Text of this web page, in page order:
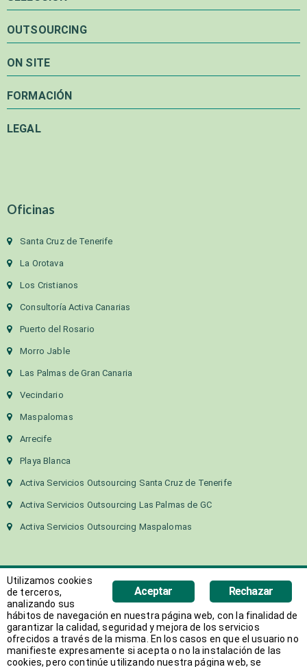
OUTSOURCING
ON SITE
FORMACIÓN
LEGAL
Oficinas
Santa Cruz de Tenerife
La Orotava
Los Cristianos
Consultoría Activa Canarias
Puerto del Rosario
Morro Jable
Las Palmas de Gran Canaria
Vecindario
Maspalomas
Arrecife
Playa Blanca
Activa Servicios Outsourcing Santa Cruz de Tenerife
Activa Servicios Outsourcing Las Palmas de GC
Activa Servicios Outsourcing Maspalomas
Copyright 2018 Activa Canarias | Todos los derechos
reservados
Web desarrollada porAVANT
Rechazar
Aceptar
Utilizamos cookies
de terceros,
analizando sus
hábitos de navegación en nuestra página web, con la finalidad de
garantizar la calidad, seguridad y mejora de los servicios
ofrecidos a través de la misma. En los casos en que el usuario no
manifieste expresamente si acepta o no la instalación de las
cookies, pero continúe utilizando nuestra página web, se